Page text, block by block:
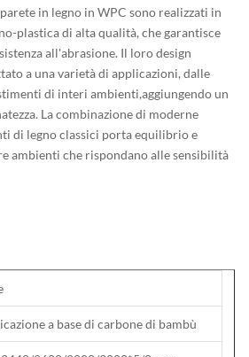
in legno in WPC sono realizzati in
plastica di alta qualità, che garantisce
all'abrasione. Il loro design
a una varietà di applicazioni, dalle
di interi ambienti,aggiungendo un
La combinazione di moderne
di legno classici porta equilibrio e
ambienti che rispondano alle sensibilità
a base di carbone di bambù